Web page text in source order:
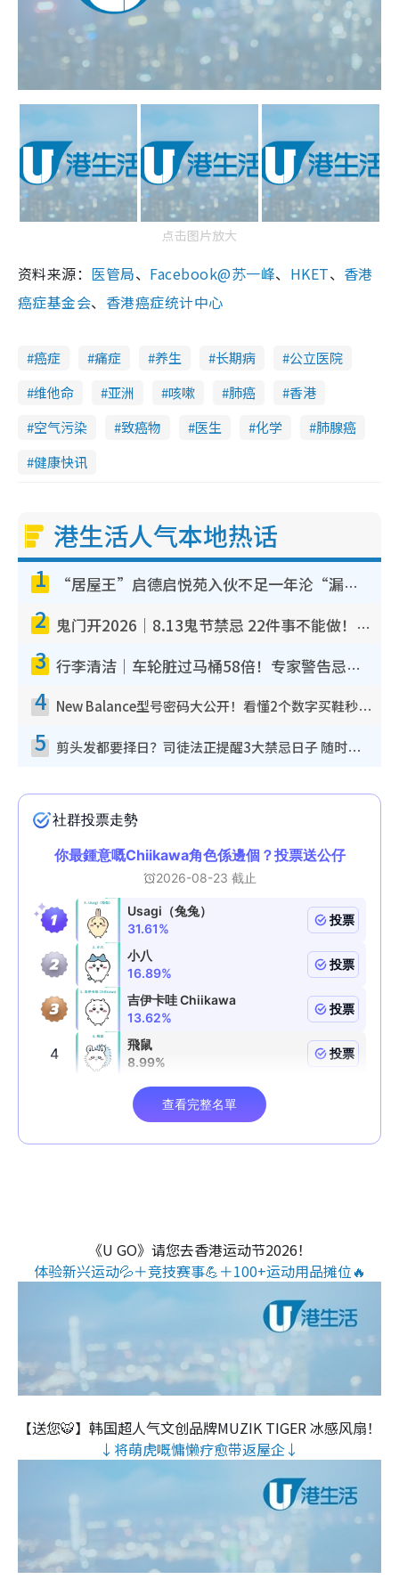
点击图片放大
资料来源： 医管局、 Facebook@苏一峰、 HKET、 香港
癌症基金会、 香港癌症统计中心
癌症 痛症 养生 长期病
公立医院
维他命
亚洲 咳嗽 肺癌
香港
空气污染
致癌物 医生 化学
肺腺癌
健康快讯
港生活人气本地热话
1 “居屋王”启德启悦苑入伙不足一年沦“漏水之王”！插座喷火花致大停电 多户业主全屋家电报废
2 鬼门开2026｜8.13鬼节禁忌 22件事不能做！烧肉、刺身要少食？半夜勿吹口哨/打给个电话
3 行李清洁｜车轮脏过马桶58倍！专家警告忌用酒精擦 教1招免脏手除菌
4 New Balance型号密码大公开！看懂2个数字买鞋秒知功能免中伏 附5大热门鞋款
5 剪头发都要择日？司徒法正提醒3大禁忌日子 随时剪走财运！这日剪发恐“剪寿命”？
《U GO》请您去香港运动节2026！
体验新兴运动💦＋竞技赛事💪＋100+运动用品摊位🔥
【送您🐯】韩国超人气文创品牌MUZIK TIGER 冰感风扇！
↓将萌虎嘅慵懒疗愈带返屋企↓